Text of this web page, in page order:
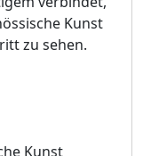
Kunst
zu sehen.
Kunst